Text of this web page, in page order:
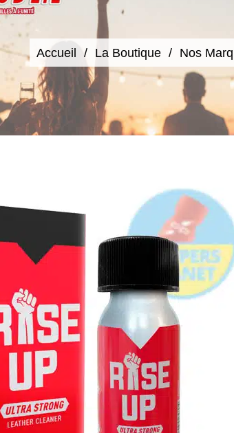
Accueil La Boutique Nos